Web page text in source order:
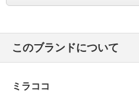
このブランドについて
ミラココ